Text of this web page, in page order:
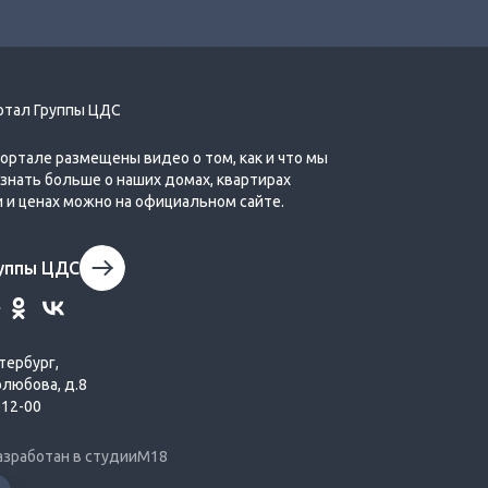
Группы ЦДС
размещены видео о том, как и что мы
больше о наших домах, квартирах
и ценах можно на официальном сайте.
ЦДС
д.8
00
в студииМ18